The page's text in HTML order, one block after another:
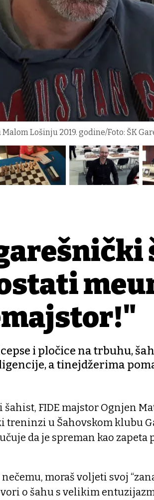
Lošinju 2019. godine/Foto: ŠK
i pločice na trbuhu,
a tinejdžerima
FIDE majstor Ognjen
treninzi u Šahovskom klubu
da je spreman kao zapeta
moraš voljeti svoj
o šahu s velikim